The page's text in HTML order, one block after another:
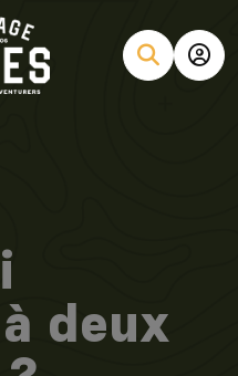
deux